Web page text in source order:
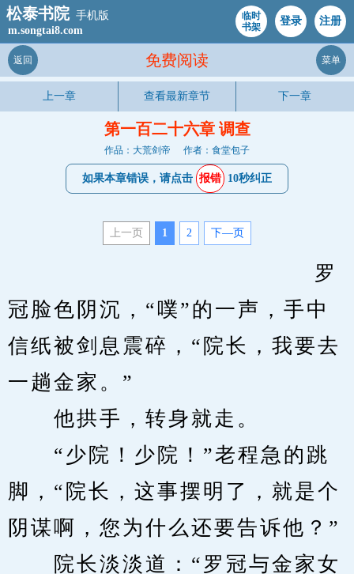
松泰书院 手机版
m.songtai8.com
临时
书架
登录 注册
免费阅读
返回 菜单
上一章 查看最新章节 下一章
第一百二十六章 调查
作品：大荒剑帝 作者：食堂包子
如果本章错误，请点击 报错 10秒纠正
上一页 1 2 下—页
冠脸色阴沉，“噗”的一声，手中
信纸被剑息震碎，“院长，我要去
一趟金家。”
他拱手，转身就走。
“少院！少院！”老程急的跳
脚，“院长，这事摆明了，就是个
阴谋啊，您为什么还要告诉他？”
院长淡淡道：“罗冠与金家女